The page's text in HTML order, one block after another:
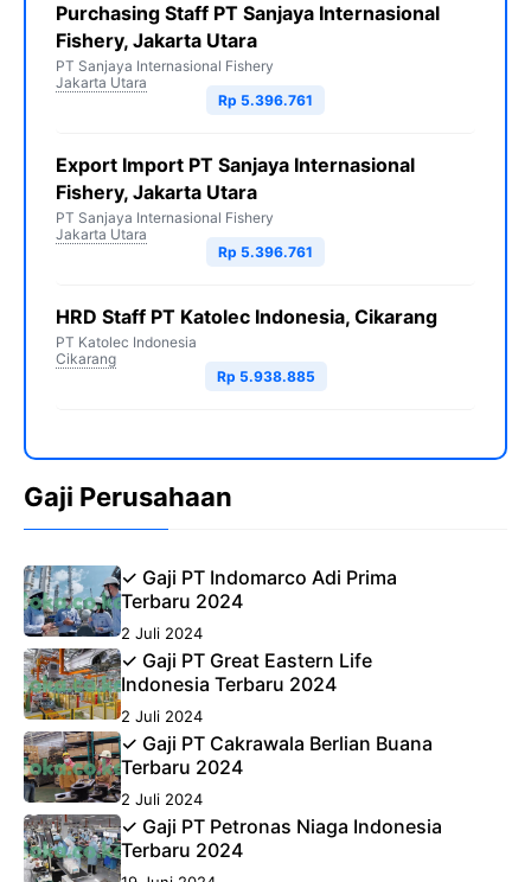
Purchasing Staff PT Sanjaya Internasional
Fishery, Jakarta Utara
PT Sanjaya Internasional Fishery
Jakarta Utara
Rp 5.396.761
Export Import PT Sanjaya Internasional
Fishery, Jakarta Utara
PT Sanjaya Internasional Fishery
Jakarta Utara
Rp 5.396.761
HRD Staff PT Katolec Indonesia, Cikarang
PT Katolec Indonesia
Cikarang
Rp 5.938.885
Gaji Perusahaan
✓ Gaji PT Indomarco Adi Prima
Terbaru 2024
2 Juli 2024
✓ Gaji PT Great Eastern Life
Indonesia Terbaru 2024
2 Juli 2024
✓ Gaji PT Cakrawala Berlian Buana
Terbaru 2024
2 Juli 2024
✓ Gaji PT Petronas Niaga Indonesia
Terbaru 2024